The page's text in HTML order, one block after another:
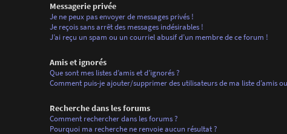
Messagerie privée
Je ne peux pas envoyer de messages privés !
Je reçois sans arrêt des messages indésirables !
J’ai reçu un spam ou un courriel abusif d’un membre de ce forum !
Amis et ignorés
Que sont mes listes d’amis et d’ignorés ?
Comment puis-je ajouter/supprimer des utilisateurs de ma liste d’amis
Recherche dans les forums
Comment rechercher dans les forums ?
Pourquoi ma recherche ne renvoie aucun résultat ?